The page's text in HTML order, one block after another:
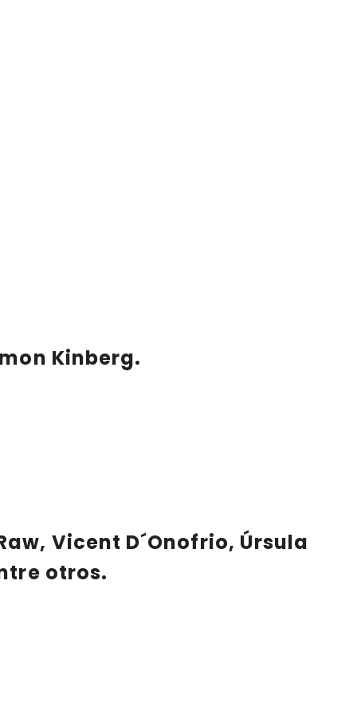
Kinberg.
Vicent D´Onofrio, Úrsula
otros.